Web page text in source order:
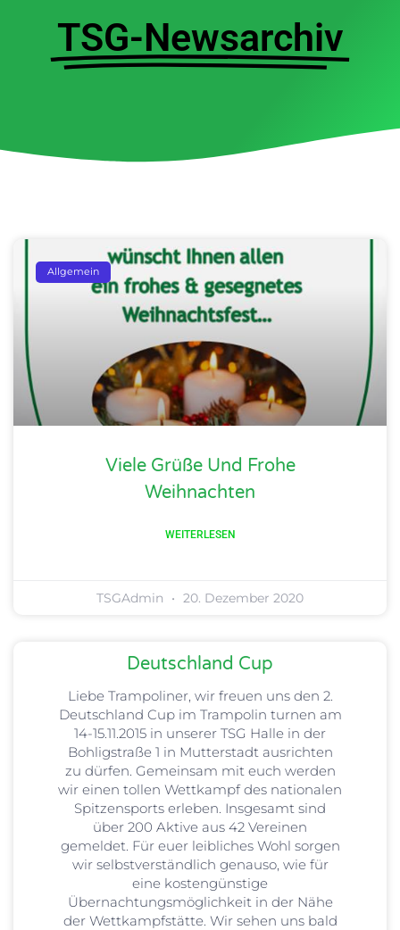
TSG-Newsarchiv
Allgemein
Viele Grüße Und Frohe
Weihnachten
WEITERLESEN
TSGAdmin 20. Dezember 2020
Deutschland Cup
Liebe Trampoliner, wir freuen uns den 2.
Deutschland Cup im Trampolin turnen am
14-15.11.2015 in unserer TSG Halle in der
Bohligstraße 1 in Mutterstadt ausrichten
zu dürfen. Gemeinsam mit euch werden
wir einen tollen Wettkampf des nationalen
Spitzensports erleben. Insgesamt sind
über 200 Aktive aus 42 Vereinen
gemeldet. Für euer leibliches Wohl sorgen
wir selbstverständlich genauso, wie für
eine kostengünstige
Übernachtungsmöglichkeit in der Nähe
der Wettkampfstätte. Wir sehen uns bald